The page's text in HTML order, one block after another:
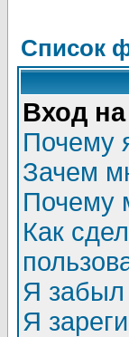
Список
Вход
Почему
Зачем
Почему
Как
Я забыл
Я